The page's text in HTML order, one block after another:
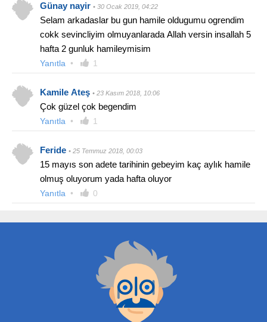
Günay nayir • 30 Ocak 2019, 04:22
Selam arkadaslar bu gun hamile oldugumu ogrendim
cokk sevincliyim olmuyanlarada Allah versin insallah 5
hafta 2 gunluk hamileymisim
Yanıtla • 1
Kamile Ateş • 23 Kasım 2018, 10:06
Çok güzel çok begendim
Yanıtla • 1
Feride • 25 Temmuz 2018, 00:03
15 mayıs son adete tarihinin gebeyim kaç aylık hamile
olmuş oluyorum yada hafta oluyor
Yanıtla • 0